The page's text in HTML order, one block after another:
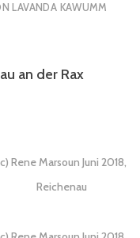
LAVANDA KAWUMM
an der Rax
Rene Marsoun Juni 2018,
Reichenau